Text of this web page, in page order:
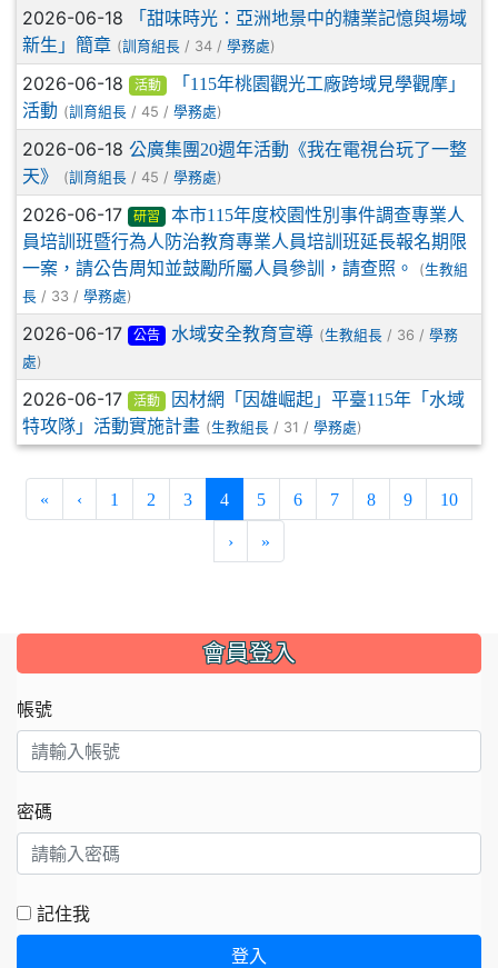
2026-06-18
「甜味時光：亞洲地景中的糖業記憶與場域
新生」簡章 (訓育組長 / 34 / 學務處)
2026-06-18 活動
「115年桃園觀光工廠跨域見學觀摩」
活動 (訓育組長 / 45 / 學務處)
2026-06-18 公廣集團20週年活動《我在電視台玩了一整
天》
(訓育組長 / 45 / 學務處)
2026-06-17 研習
本市115年度校園性別事件調查專業人
員培訓班暨行為人防治教育專業人員培訓班延長報名期限
一案，請公告周知並鼓勵所屬人員參訓，請查照。
(生教組
長 / 33 / 學務處)
2026-06-17 公告 水域安全教育宣導 (生教組長/ 36 / 學務
處)
2026-06-17 活動
因材網「因雄崛起」平臺115年「水域
特攻隊」活動實施計畫 (生教組長 / 31 / 學務處)
« ‹ 1 2 3 4(current)
5 6 7 8 9 10
› »
::: 會員登入
帳號
密碼
記住我
登入